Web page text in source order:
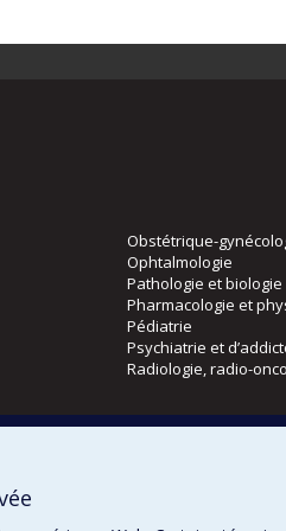
Obstétrique-
Ophtalmologie
Pathologie et
Pharmacologie et
Pédiatrie
Psychiatrie et
Radiologie, radio-